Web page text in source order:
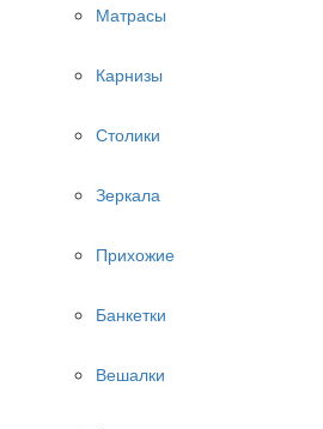
Матрасы
Карнизы
Столики
Зеркала
Прихожие
Банкетки
Вешалки